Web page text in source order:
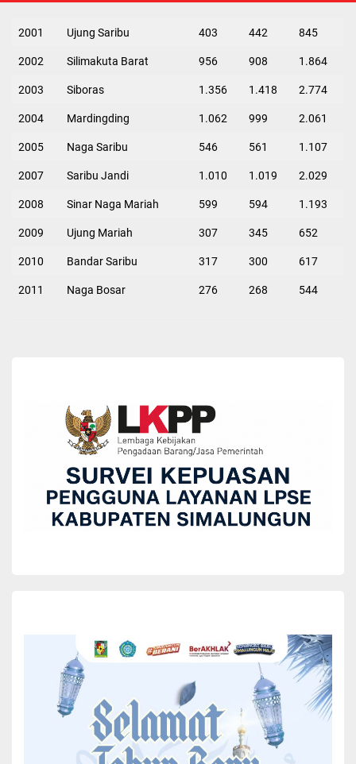
2001 Ujung Saribu 403 442 845
2002 Silimakuta Barat 956 908 1.864
2003 Siboras 1.356 1.418 2.774
2004 Mardingding 1.062 999 2.061
2005 Naga Saribu 546 561 1.107
2007 Saribu Jandi 1.010 1.019 2.029
2008 Sinar Naga Mariah 599 594 1.193
2009 Ujung Mariah 307 345 652
2010 Bandar Saribu 317 300 617
2011 Naga Bosar 276 268 544